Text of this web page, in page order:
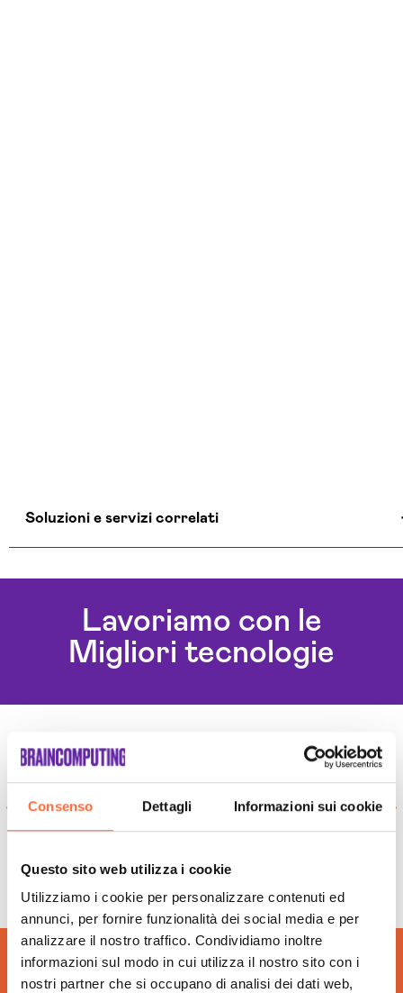
Consenso Dettagli Informazioni sui cookie
Questo sito web utilizza i cookie
Utilizziamo i cookie per personalizzare contenuti ed
annunci, per fornire funzionalità dei social media e per
analizzare il nostro traffico. Condividiamo inoltre
informazioni sul modo in cui utilizza il nostro sito con i
nostri partner che si occupano di analisi dei dati web,
Soluzioni e servizi correlati
Aziende Intelligenza Artificiale Milano
Realizzazione Piattaforme Cloud Milano
Software House Milano
Sviluppo Algoritmi Intelligenza Artificiale Milano
Sviluppo Chatbot Ai Milano
Sviluppo Software Intelligenza Artificiale Milano
Sviluppo Soluzioni Intelligenza Artificiale Milano
Lavoriamo con le
Migliori tecnologie